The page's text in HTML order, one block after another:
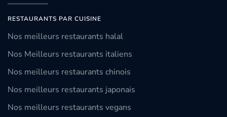
RESTAURANTS PAR CUISINE
Nos meilleurs restaurants halal
Nos Meilleurs restaurants italiens
Nos meilleurs restaurants chinois
Nos meilleurs restaurants japonais
Nos meilleurs restaurants vegans